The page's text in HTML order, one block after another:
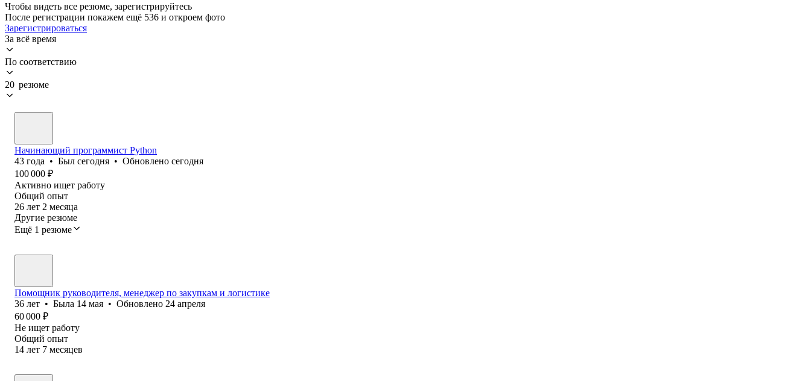
Чтобы видеть все резюме, зарегистрируйтесь
После регистрации покажем ещё 536 и откроем фото
Зарегистрироваться
За всё время
По соответствию
20 резюме
Начинающий программист Python
43 года • Был сегодня • Обновлено сегодня
100 000 ₽
Активно ищет работу
Общий опыт
26 лет 2 месяца
Другие резюме
Ещё 1 резюме
Помощник руководителя, менеджер по закупкам и логистике
36 лет • Была 14 мая • Обновлено 24 апреля
60 000 ₽
Не ищет работу
Общий опыт
14 лет 7 месяцев